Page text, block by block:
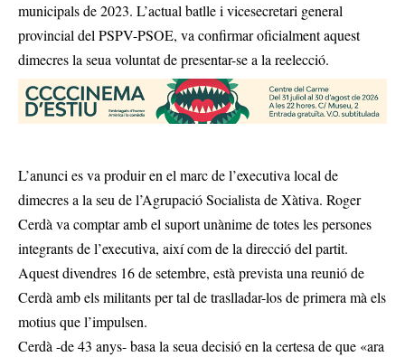
municipals de 2023. L’actual batlle i vicesecretari general
provincial del PSPV-PSOE, va confirmar oficialment aquest
dimecres la seua voluntat de presentar-se a la reelecció.
L’anunci es va produir en el marc de l’executiva local de
dimecres a la seu de l’Agrupació Socialista de Xàtiva. Roger
Cerdà va comptar amb el suport unànime de totes les persones
integrants de l’executiva, així com de la direcció del partit.
Aquest divendres 16 de setembre, està prevista una reunió de
Cerdà amb els militants per tal de traslladar-los de primera mà els
motius que l’impulsen.
Cerdà -de 43 anys- basa la seua decisió en la certesa de que «ara